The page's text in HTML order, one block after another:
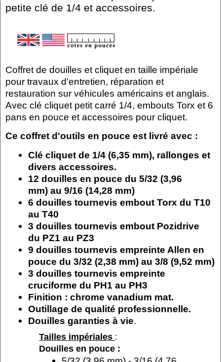
petite clé de 1/4 et accessoires.
Coffret de douilles et cliquet en taille impériale
pour travaux d'entretien, réparation et
restauration sur véhicules américains et anglais.
Avec clé cliquet petit carré 1/4, embouts Torx et 6
pans en pouce et accessoires pour cliquet.
Ce coffret d'outils en pouce est livré avec :
Clé cliquet de 1/4 (6,35 mm), rallonges et
divers accessoires.
12 douilles en pouce du 5/32 (3,96
mm) au 9/16 (14,28 mm)
6 douilles tournevis embout Torx du T10
au T40
3 douilles tournevis embout Pozidrive
du PZ1 au PZ3
9 douilles tournevis empreinte Allen en
pouce du 3/32 (2,38 mm) au 3/8 (9,52 mm)
3 douilles tournevis empreinte
cruciforme du PH1 au PH3
Finition : chrome vanadium mat.
Outillage de qualité professionnelle.
Douilles garanties à vie.
Tailles impériales :
Douilles en pouce :